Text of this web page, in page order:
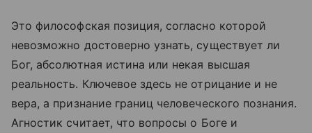
Это философская позиция, согласно которой
невозможно достоверно узнать, существует ли
Бог, абсолютная истина или некая высшая
реальность. Ключевое здесь не отрицание и не
вера, а признание границ человеческого познания.
Агностик считает, что вопросы о Боге и